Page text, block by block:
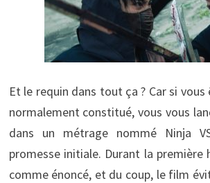
Et le requin dans tout ça ? Car si vous
normalement constitué, vous vous
dans un métrage nommé Ninja
promesse initiale. Durant la
comme énoncé, et du coup, le film